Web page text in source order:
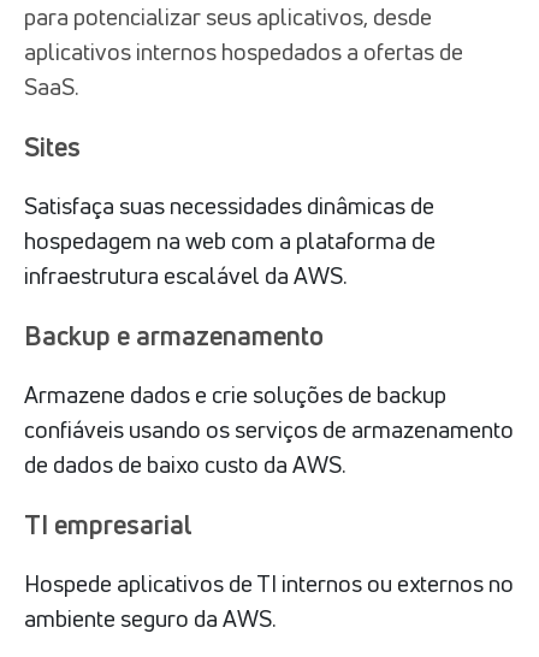
para potencializar seus aplicativos, desde
aplicativos internos hospedados a ofertas de
SaaS.
Sites
Satisfaça suas necessidades dinâmicas de
hospedagem na web com a plataforma de
infraestrutura escalável da AWS.
Backup e armazenamento
Armazene dados e crie soluções de backup
confiáveis usando os serviços de armazenamento
de dados de baixo custo da AWS.
TI empresarial
Hospede aplicativos de TI internos ou externos no
ambiente seguro da AWS.